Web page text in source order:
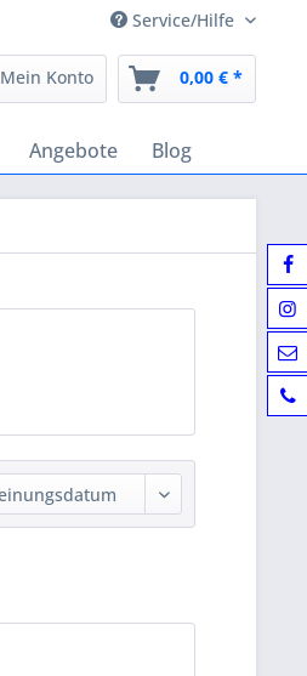
Service/Hilfe
Mein Konto 0,00 € *
Angebote Blog